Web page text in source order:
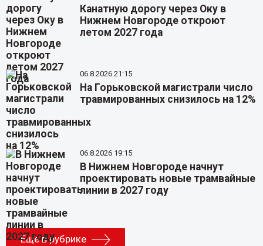
Канатную дорогу через Оку в
Нижнем Новгороде откроют
летом 2027 года
06.8.2026 21:15
На Горьковской магистрали число
травмированных снизилось на 12%
06.8.2026 19:15
В Нижнем Новгороде начнут
проектировать новые трамвайные
линии в 2027 году
Еще в рубрике